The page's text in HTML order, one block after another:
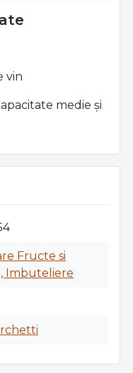
vin
medie și
Fructe si
Imbuteliere